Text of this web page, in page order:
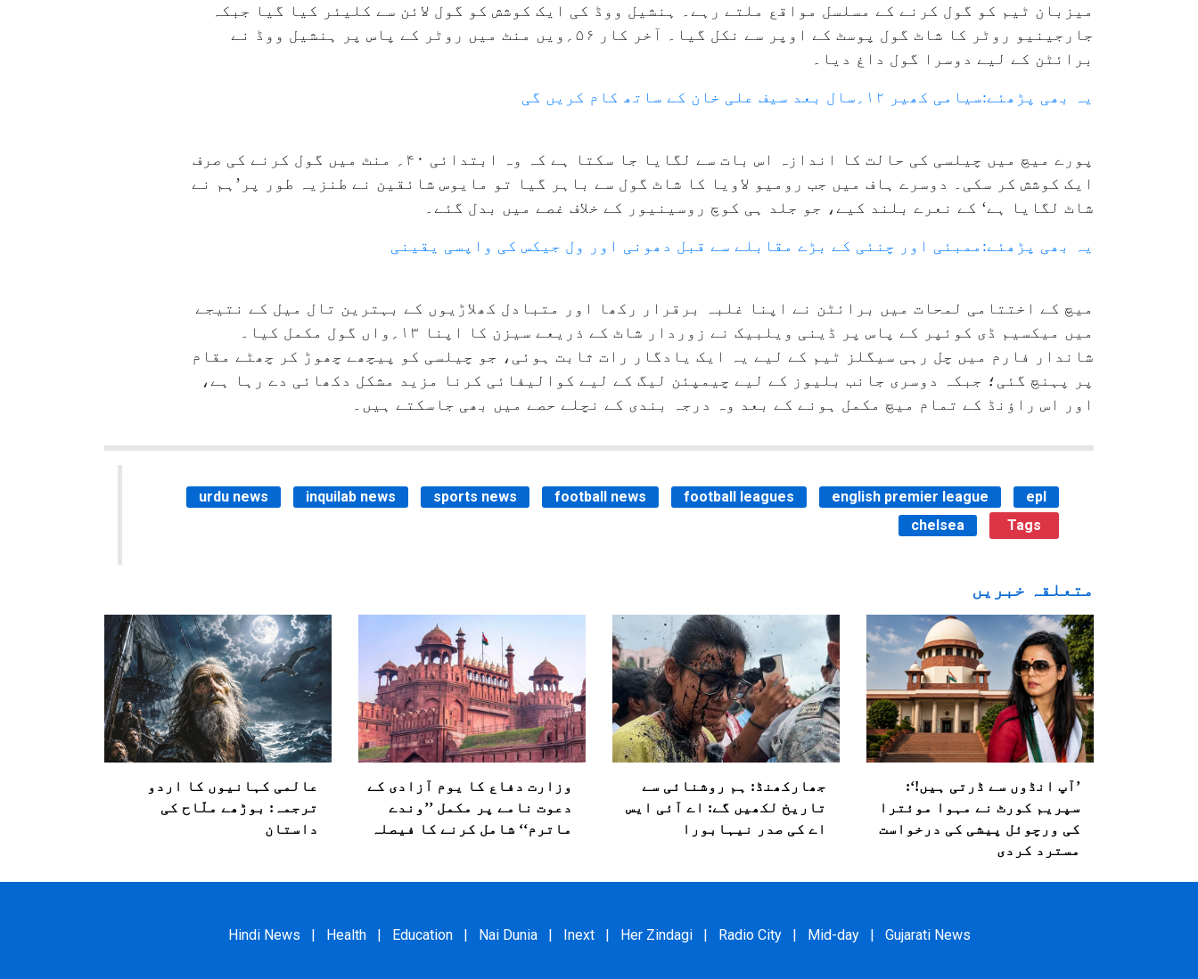
میزبان ٹیم کو گول کرنے کے مسلسل مواقع ملتے رہے۔ ہنشیل ووڈ کی ایک کوشش کو گول لائن سے کلیئر کیا گیا جبکہ
جارجینیو روٹر کا شاٹ گول پوسٹ کے اوپر سے نکل گیا۔ آخر کار ۵۶؍ویں منٹ میں روٹر کے پاس پر ہنشیل ووڈ نے
برائٹن کے لیے دوسرا گول داغ دیا۔
یہ بھی پڑھئے:سیامی کھیر ۱۲؍سال بعد سیف علی خان کے ساتھ کام کریں گی
پورے میچ میں چیلسی کی حالت کا اندازہ اس بات سے لگایا جا سکتا ہے کہ وہ ابتدائی ۴۰؍ منٹ میں گول کرنے کی صرف
ایک کوشش کر سکی۔ دوسرے ہاف میں جب رومیو لاویا کا شاٹ گول سے باہر گیا تو مایوس شائقین نے طنزیہ طور پر’ہم نے
شاٹ لگایا ہے‘ کے نعرے بلند کیے، جو جلد ہی کوچ روسینیور کے خلاف غصے میں بدل گئے۔
یہ بھی پڑھئے:ممبئی اور چنئی کے بڑے مقابلے سے قبل دھونی اور ول جیکس کی واپسی یقینی
میچ کے اختتامی لمحات میں برائٹن نے اپنا غلبہ برقرار رکھا اور متبادل کھلاڑیوں کے بہترین تال میل کے نتیجے
میں میکسیم ڈی کوئپر کے پاس پر ڈینی ویلبیک نے زوردار شاٹ کے ذریعے سیزن کا اپنا ۱۳؍واں گول مکمل کیا۔
شاندار فارم میں چل رہی سیگلز ٹیم کے لیے یہ ایک یادگار رات ثابت ہوئی، جو چیلسی کو پیچھے چھوڑ کر چھٹے مقام
پر پہنچ گئی؛ جبکہ دوسری جانب بلیوز کے لیے چیمپئن لیگ کے لیے کوالیفائی کرنا مزید مشکل دکھائی دے رہا ہے،
اور اس راؤنڈ کے تمام میچ مکمل ہونے کے بعد وہ درجہ بندی کے نچلے حصے میں بھی جاسکتے ہیں۔
urdu news inquilab news sports news football news football leagues english premier league
epl
chelsea
Tags
متعلقہ خبریں
’آپ انڈوں سے ڈرتی ہیں!‘:
سپریم کورٹ نے مہوا موئترا
کی ورچوئل پیشی کی درخواست
مسترد کردی
جھارکھنڈ: ہم روشنائی سے
تاریخ لکھیں گے: اے آئی ایس
اے کی صدر نیہابورا
وزارت دفاع کا یوم آزادی کے
دعوت نامے پر مکمل ’’وندے
ماترم‘‘ شامل کرنے کا فیصلہ
عالمی کہانیوں کا اردو
ترجمہ: بوڑھے ملّاح کی
داستان
Hindi News | Health | Education | Nai Dunia | Inext | Her Zindagi | Radio City | Mid-day | Gujarati News